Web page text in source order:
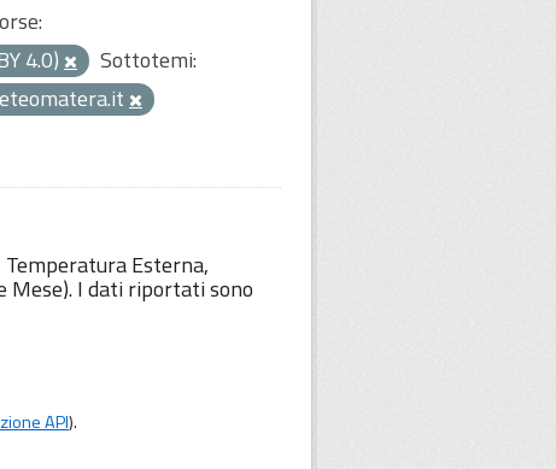
4.0)
Sottotemi:
Esterna,
Mese). I dati riportati sono
API).